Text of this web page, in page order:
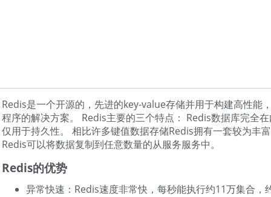
Redis是一个开源的，先进的key-value存储并用于构建高性能
程序的解决方案。 Redis主要的三个特点： Redis数据库完全
仅用于持久性。 相比许多键值数据存储Redis拥有一套较为丰
Redis可以将数据复制到任意数量的从服务服务中。
Redis的优势
异常快速：Redis速度非常快，每秒能执行约11万集合，